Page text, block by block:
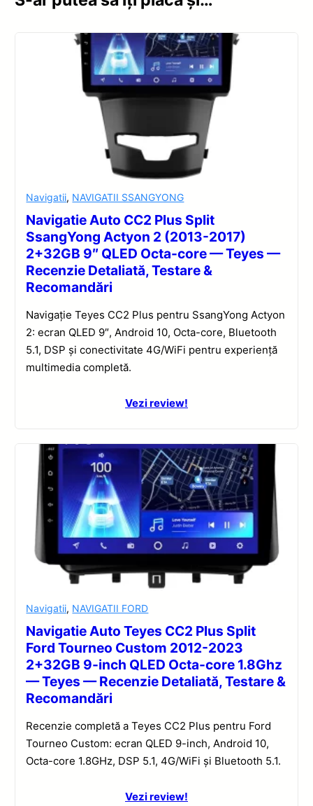
Navigatii, NAVIGATII SSANGYONG
Navigatie Auto CC2 Plus Split
SsangYong Actyon 2 (2013-2017)
2+32GB 9″ QLED Octa-core — Teyes —
Recenzie Detaliată, Testare &
Recomandări
Navigație Teyes CC2 Plus pentru SsangYong Actyon
2: ecran QLED 9″, Android 10, Octa-core, Bluetooth
5.1, DSP și conectivitate 4G/WiFi pentru experiență
multimedia completă.
Vezi review!
Navigatii, NAVIGATII FORD
Navigatie Auto Teyes CC2 Plus Split
Ford Tourneo Custom 2012-2023
2+32GB 9-inch QLED Octa-core 1.8Ghz
— Teyes — Recenzie Detaliată, Testare &
Recomandări
Recenzie completă a Teyes CC2 Plus pentru Ford
Tourneo Custom: ecran QLED 9-inch, Android 10,
Octa-core 1.8GHz, DSP 5.1, 4G/WiFi și Bluetooth 5.1.
Vezi review!